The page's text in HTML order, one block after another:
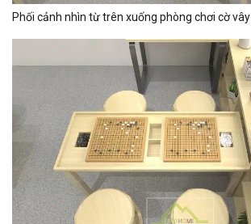
Phối cảnh nhìn từ trên xuống phòng chơi cờ vây